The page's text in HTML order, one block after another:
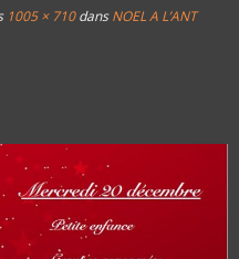
1005 × 710dansNOEL A L’ANT